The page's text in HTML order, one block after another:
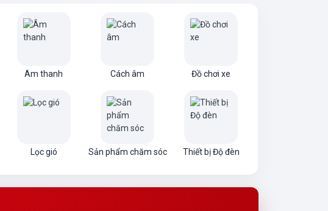
Âm thanh Cách âm Đồ chơi xe
Lọc gió Sản phẩm chăm sóc Thiết bị Độ đèn